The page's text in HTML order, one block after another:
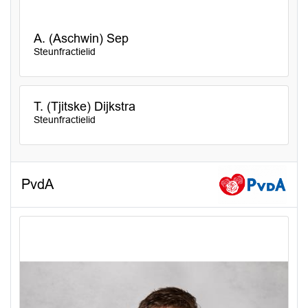
A. (Aschwin) Sep
Steunfractielid
T. (Tjitske) Dijkstra
Steunfractielid
PvdA